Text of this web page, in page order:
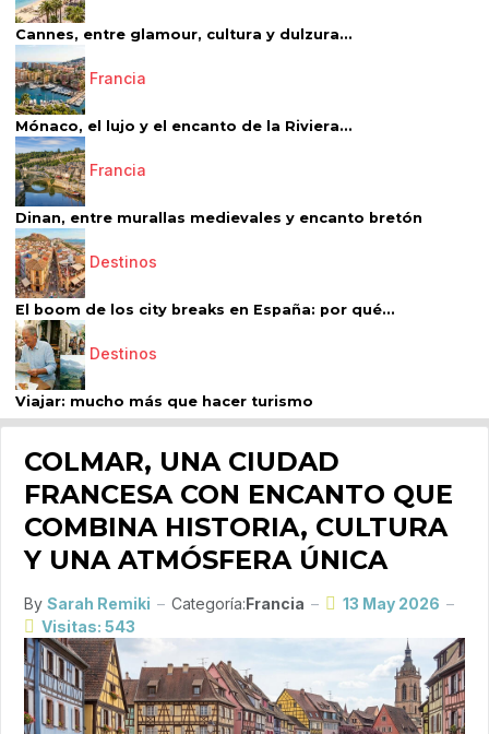
Cannes, entre glamour, cultura y dulzura...
Francia
Mónaco, el lujo y el encanto de la Riviera...
Francia
Dinan, entre murallas medievales y encanto bretón
Destinos
El boom de los city breaks en España: por qué...
Destinos
Viajar: mucho más que hacer turismo
COLMAR, UNA CIUDAD
FRANCESA CON ENCANTO QUE
COMBINA HISTORIA, CULTURA
Y UNA ATMÓSFERA ÚNICA
By Sarah Remiki Categoría:Francia
13 May 2026
Visitas: 543